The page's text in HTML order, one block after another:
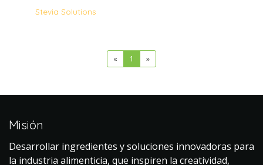
Stevia Solutions
« 1 »
Misión
Desarrollar ingredientes y soluciones innovadoras para
la industria alimenticia, que inspiren la creatividad,